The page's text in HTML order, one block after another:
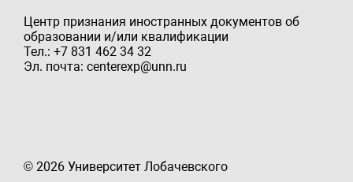
Центр признания иностранных документов об
образовании и/или квалификации
Тел.: +7 831 462 34 32
Эл. почта: centerexp@unn.ru
© 2026 Университет Лобачевского